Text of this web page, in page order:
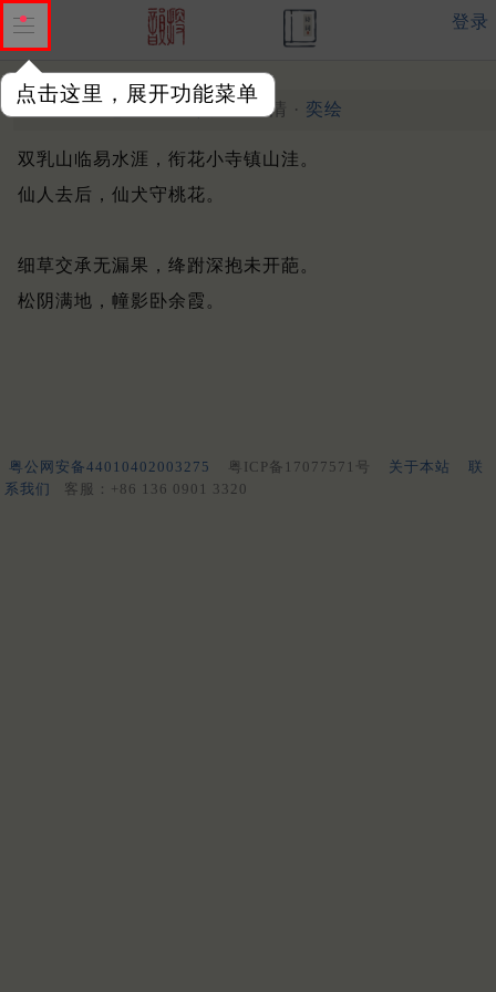
点击这里，展开功能菜单
登录
琴调相思引二首 其一 清 · 奕绘
双乳山临易水涯，衔花小寺镇山洼。
仙人去后，仙犬守桃花。
细草交承无漏果，绛跗深抱未开葩。
松阴满地，幢影卧余霞。
粤公网安备44010402003275 粤ICP备17077571号 关于本站
联
系我们
客服：+86 136 0901 3320